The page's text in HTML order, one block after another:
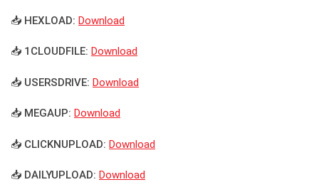
📥 HEXLOAD: Download
📥 1CLOUDFILE: Download
📥 USERSDRIVE: Download
📥 MEGAUP: Download
📥 CLICKNUPLOAD: Download
📥 DAILYUPLOAD: Download